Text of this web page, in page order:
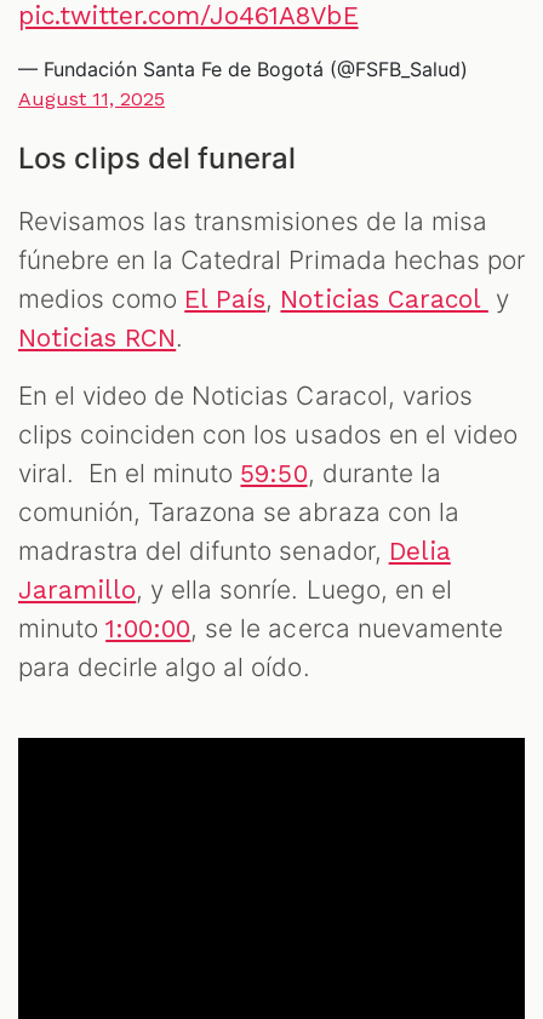
pic.twitter.com/Jo461A8VbE
— Fundación Santa Fe de Bogotá (@FSFB_Salud)
August 11, 2025
Los clips del funeral
Revisamos las transmisiones de la misa
fúnebre en la Catedral Primada hechas por
medios como El País, Noticias Caracol y
Noticias RCN.
En el video de Noticias Caracol, varios
clips coinciden con los usados en el video
viral. En el minuto 59:50, durante la
comunión, Tarazona se abraza con la
madrastra del difunto senador, Delia
Jaramillo, y ella sonríe. Luego, en el
minuto1:00:00, se le acerca nuevamente
para decirle algo al oído.